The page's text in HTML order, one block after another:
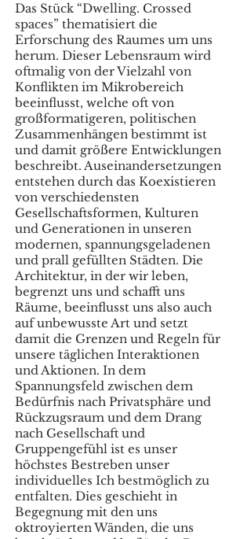
Das Stück “Dwelling. Crossed
spaces” thematisiert die
Erforschung des Raumes um uns
herum. Dieser Lebensraum wird
oftmalig von der Vielzahl von
Konflikten im Mikrobereich
beeinflusst, welche oft von
großformatigeren, politischen
Zusammenhängen bestimmt ist
und damit größere Entwicklungen
beschreibt. Auseinandersetzungen
entstehen durch das Koexistieren
von verschiedensten
Gesellschaftsformen, Kulturen
und Generationen in unseren
modernen, spannungsgeladenen
und prall gefüllten Städten. Die
Architektur, in der wir leben,
begrenzt uns und schafft uns
Räume, beeinflusst uns also auch
auf unbewusste Art und setzt
damit die Grenzen und Regeln für
unsere täglichen Interaktionen
und Aktionen. In dem
Spannungsfeld zwischen dem
Bedürfnis nach Privatsphäre und
Rückzugsraum und dem Drang
nach Gesellschaft und
Gruppengefühl ist es unser
höchstes Bestreben unser
individuelles Ich bestmöglich zu
entfalten. Dies geschieht in
Begegnung mit den uns
oktroyierten Wänden, die uns